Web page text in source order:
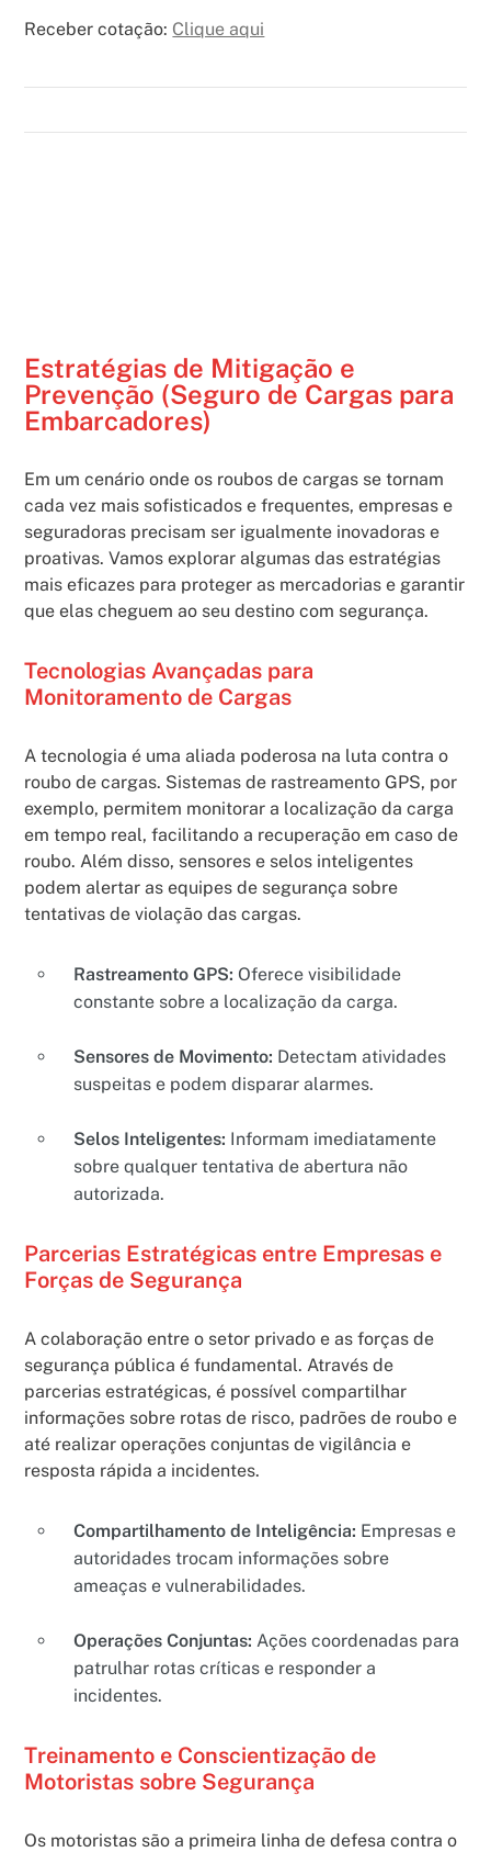
Receber cotação: Clique aqui
Estratégias de Mitigação e
Prevenção (Seguro de Cargas para
Embarcadores)
Em um cenário onde os roubos de cargas se tornam
cada vez mais sofisticados e frequentes, empresas e
seguradoras precisam ser igualmente inovadoras e
proativas. Vamos explorar algumas das estratégias
mais eficazes para proteger as mercadorias e garantir
que elas cheguem ao seu destino com segurança.
Tecnologias Avançadas para
Monitoramento de Cargas
A tecnologia é uma aliada poderosa na luta contra o
roubo de cargas. Sistemas de rastreamento GPS, por
exemplo, permitem monitorar a localização da carga
em tempo real, facilitando a recuperação em caso de
roubo. Além disso, sensores e selos inteligentes
podem alertar as equipes de segurança sobre
tentativas de violação das cargas.
Rastreamento GPS: Oferece visibilidade
constante sobre a localização da carga.
Sensores de Movimento: Detectam atividades
suspeitas e podem disparar alarmes.
Selos Inteligentes: Informam imediatamente
sobre qualquer tentativa de abertura não
autorizada.
Parcerias Estratégicas entre Empresas e
Forças de Segurança
A colaboração entre o setor privado e as forças de
segurança pública é fundamental. Através de
parcerias estratégicas, é possível compartilhar
informações sobre rotas de risco, padrões de roubo e
até realizar operações conjuntas de vigilância e
resposta rápida a incidentes.
Compartilhamento de Inteligência: Empresas e
autoridades trocam informações sobre
ameaças e vulnerabilidades.
Operações Conjuntas: Ações coordenadas para
patrulhar rotas críticas e responder a
incidentes.
Treinamento e Conscientização de
Motoristas sobre Segurança
Os motoristas são a primeira linha de defesa contra o